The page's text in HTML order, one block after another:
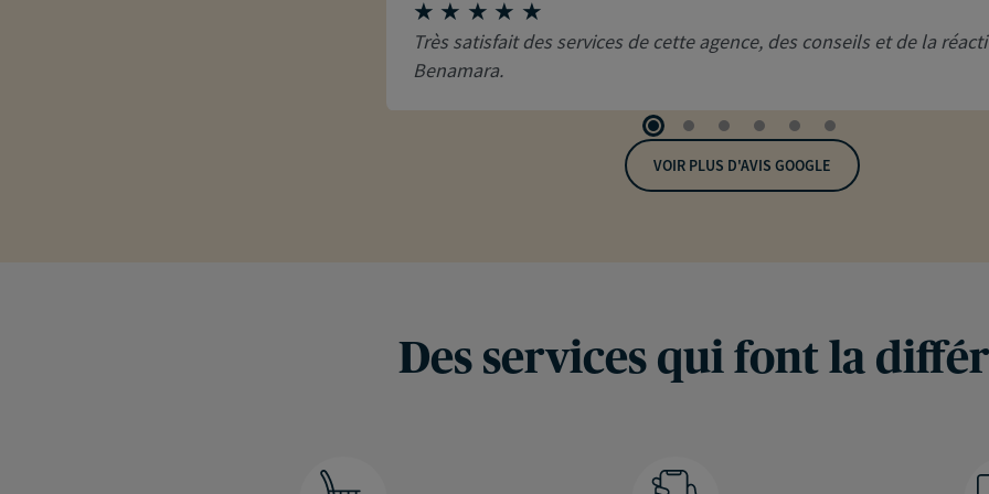
Très satisfait des services de cette agence, des conseils et de la
Benamara.
VOIR PLUS D'AVIS GOOGLE
Des services qui font la